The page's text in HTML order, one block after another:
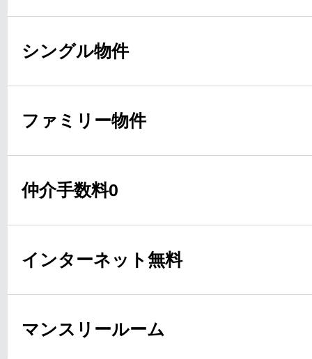
シングル物件
ファミリー物件
仲介手数料0
インターネット無料
マンスリールーム